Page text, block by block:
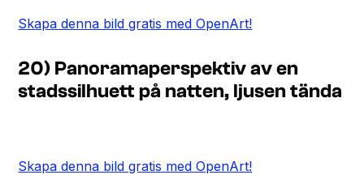
Skapa denna bild gratis med OpenArt!
20) Panoramaperspektiv av en
stadssilhuett på natten, ljusen tända
Skapa denna bild gratis med OpenArt!